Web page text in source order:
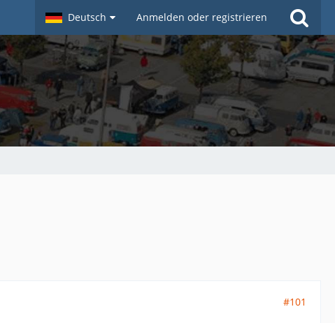
Deutsch Anmelden oder registrieren
#101